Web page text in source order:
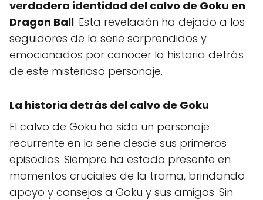
verdadera identidad del calvo de Goku en
Dragon Ball. Esta revelación ha dejado a los
seguidores de la serie sorprendidos y
emocionados por conocer la historia detrás
de este misterioso personaje.
La historia detrás del calvo de Goku
El calvo de Goku ha sido un personaje
recurrente en la serie desde sus primeros
episodios. Siempre ha estado presente en
momentos cruciales de la trama, brindando
apoyo y consejos a Goku y sus amigos. Sin